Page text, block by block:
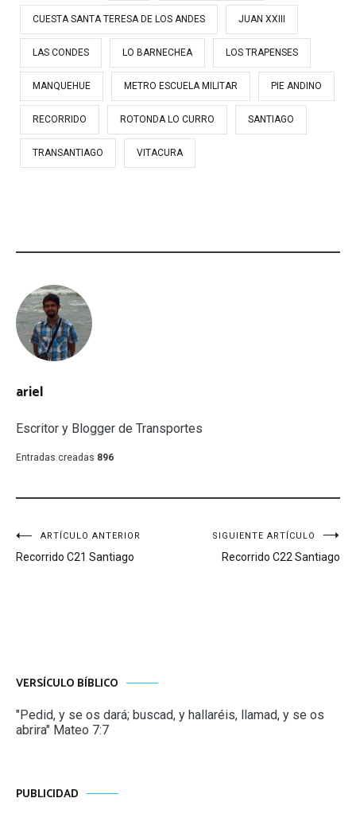
CUESTA SANTA TERESA DE LOS ANDES JUAN XXIII
LAS CONDES LO BARNECHEA LOS TRAPENSES
MANQUEHUE METRO ESCUELA MILITAR PIE ANDINO
RECORRIDO ROTONDA LO CURRO SANTIAGO
TRANSANTIAGO VITACURA
ariel
Escritor y Blogger de Transportes
Entradas creadas 896
Navegación
de
ARTÍCULO ANTERIOR
Recorrido C21 Santiago
SIGUIENTE ARTÍCULO
Recorrido C22 Santiago
VERSÍCULO BÍBLICO
"Pedid, y se os dará; buscad, y hallaréis, llamad, y se os
abrira" Mateo 7:7
PUBLICIDAD